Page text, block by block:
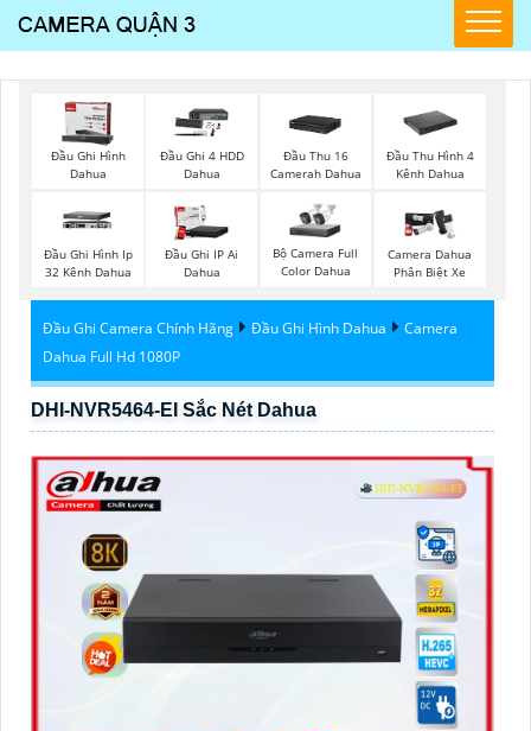
Đầu Ghi Hình
Dahua
Đầu Ghi 4 HDD
Dahua
Đầu Thu 16
Camerah Dahua
Đầu Thu Hình 4
Kênh Dahua
Đầu Ghi Hình Ip
32 Kênh Dahua
Đầu Ghi IP Ai
Dahua
Bộ Camera Full
Color Dahua
Camera Dahua
Phân Biệt Xe
Đầu Ghi Camera Chính Hãng Đầu Ghi Hình Dahua
Camera
Dahua Full Hd 1080P
DHI-NVR5464-EI Sắc Nét Dahua